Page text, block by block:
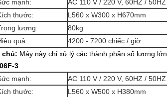
mạnh:
AC 110 V / 220 V, 60HZ / 50HZ
thước:
L560 x W300 x H670mm
lượng:
80kg
quả:
4200 - 7200 chiếc / giờ
chú: Máy này chỉ xử lý các thành phần số lượng lớn.
3
mạnh:
AC 110 V / 220 V, 60HZ / 50HZ
thước:
L560 x W500 x H380mm